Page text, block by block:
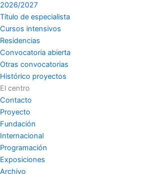
2026/2027
Título de especialista
Cursos intensivos
Residencias
Convocatoria abierta
Otras convocatorias
Histórico proyectos
El centro
Contacto
Proyecto
Fundación
Internacional
Programación
Exposiciones
Archivo